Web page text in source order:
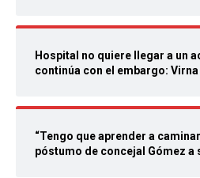
Hospital no quiere llegar a un
continúa con el embargo: Virna
“Tengo que aprender a
póstumo de concejal Gómez a